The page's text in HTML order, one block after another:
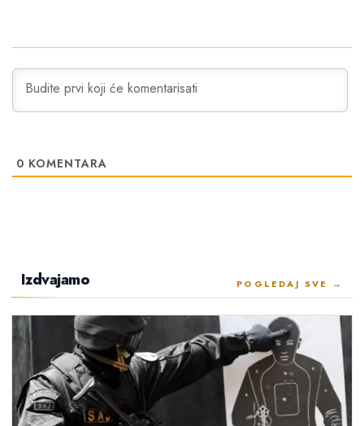
0 KOMENTARA
Izdvajamo POGLEDAJ SVE →